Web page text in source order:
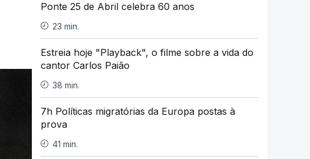
Ponte 25 de Abril celebra 60 anos
23 min.
Estreia hoje "Playback", o filme sobre a vida do
cantor Carlos Paião
38 min.
7h Políticas migratórias da Europa postas à
prova
41 min.